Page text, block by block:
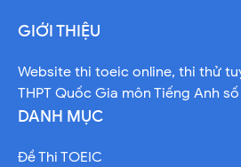
GIỚI THIỆU
Website thi toeic online, thi thử
THPT Quốc Gia môn Tiếng Anh
DANH MỤC
Đề Thi TOEIC